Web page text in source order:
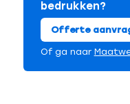
bedrukken?
Offerte
Of ga naar